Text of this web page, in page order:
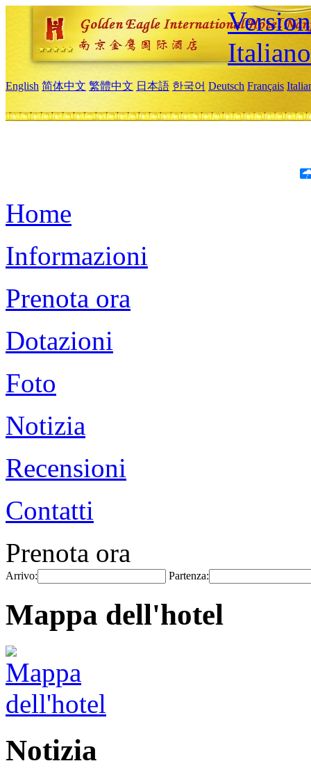
Italiano
English 简体中文 繁體中文 日本語 한국어 Deutsch Français
Home
Informazioni
Prenota ora
Dotazioni
Foto
Notizia
Recensioni
Contatti
Prenota ora
Arrivo: Partenza:
Mappa dell'hotel
Notizia